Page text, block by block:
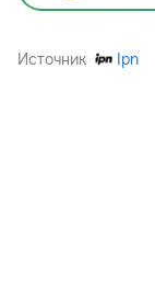
Источник Ipn